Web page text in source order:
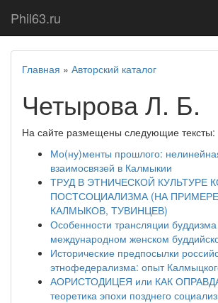
Phil63.ru
Главная » Авторский каталог
Четырова Л. Б.
На сайте размещены следующие тексты:
Мо(ну)менты прошлого:
взаимосвязей в Калмыкии
ТРУД В ЭТНИЧЕСКОЙ КУЛЬТУРЕ
ПОСТСОЦИАЛИЗМА (НА
КАЛМЫКОВ, ТУВИНЦЕВ)
Особенности трансляции
международном женском
Исторические предпосылки
этнофедерализма: опыт
АОРИСТОДИЦЕЯ или КАК
теоретика эпохи позднего